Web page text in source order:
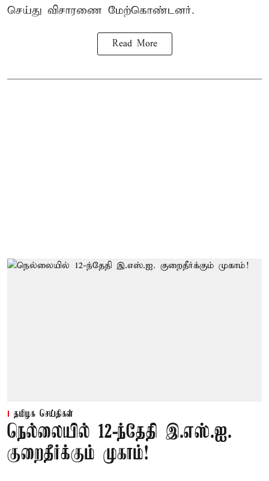
செய்து விசாரணை மேற்கொண்டனர்.
Read More
தமிழக செய்திகள்
நெல்லையில் 12-ந்தேதி இ.எஸ்.ஐ.
குறைதீர்க்கும் முகாம்!